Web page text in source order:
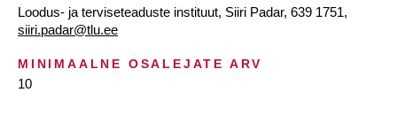
Loodus- ja terviseteaduste instituut, Siiri Padar, 639 1751,
siiri.padar@tlu.ee
MINIMAALNE OSALEJATE ARV
10